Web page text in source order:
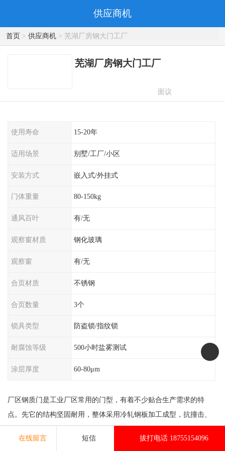
供应商机
首页> 供应商机> 芜湖厂房钢大门工厂
芜湖厂房钢大门工厂
面议
使用寿命 15-20年
适用场景 别墅/工厂/小区
安装方式 嵌入式/外挂式
门体重量 80-150kg
通风百叶 有/无
观察窗材质 钢化玻璃
观察窗 有/无
合页材质 不锈钢
合页数量 3个
锁具类型 防盗锁/指纹锁
耐腐蚀等级 500小时盐雾测试
涂层厚度 60-80μm
厂区钢质门是工业厂区常用的门型，有着不少贴合生产需求的特
点。先它的结构坚固耐用，整体采用冷轧钢板加工成型，抗撞击、
景，使用寿命远长于普通木门，长期使用也不容易出现损坏。
在线留言 短信 拔打电话 18755154096